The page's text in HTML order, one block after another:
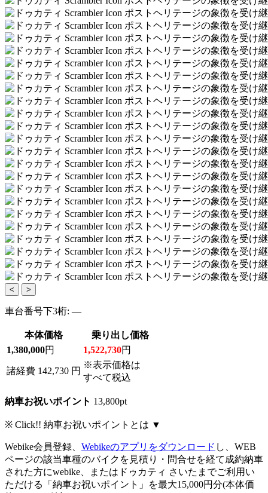
< >
車台番号下3桁: ―
本体価格
乗り出し価格
1,380,000円 1,522,730円
諸経費 142,730 円
※表示価格は
すべて税込
納車お祝いポイント 13,800pt
※ Click!! 納車お祝いポイントとは ▼
Webike会員登録、 Webikeのアプリをダウンロード し、WEB
ページの該当車種のバイクを見積り・問合せを経て成約納車
された方にwebike、またはドゥカティ さいたまでご利用い
ただける「納車お祝いポイント」を最大15,000円分(本体価